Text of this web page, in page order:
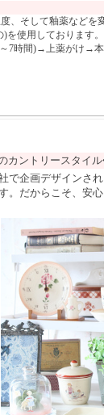
、そして釉薬などを
使用しております。
7時間)→上薬がけ→
カントリースタイ
で企画デザインさ
。だからこそ、安